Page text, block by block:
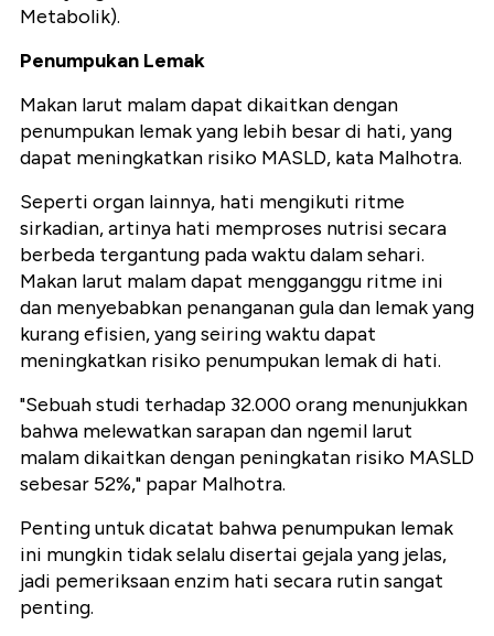
Metabolik).
Penumpukan Lemak
Makan larut malam dapat dikaitkan dengan
penumpukan lemak yang lebih besar di hati, yang
dapat meningkatkan risiko MASLD, kata Malhotra.
Seperti organ lainnya, hati mengikuti ritme
sirkadian, artinya hati memproses nutrisi secara
berbeda tergantung pada waktu dalam sehari.
Makan larut malam dapat mengganggu ritme ini
dan menyebabkan penanganan gula dan lemak yang
kurang efisien, yang seiring waktu dapat
meningkatkan risiko penumpukan lemak di hati.
"Sebuah studi terhadap 32.000 orang menunjukkan
bahwa melewatkan sarapan dan ngemil larut
malam dikaitkan dengan peningkatan risiko MASLD
sebesar 52%," papar Malhotra.
Penting untuk dicatat bahwa penumpukan lemak
ini mungkin tidak selalu disertai gejala yang jelas,
jadi pemeriksaan enzim hati secara rutin sangat
penting.